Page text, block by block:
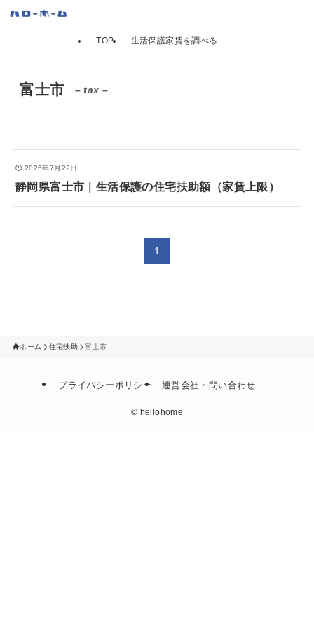
TOP 生活保護家賃を調べる
富士市 – tax –
2025年7月22日
静岡県富士市｜生活保護の住宅扶助額（家賃上限）
1
ホーム 住宅扶助 富士市
プライバシーポリシー 運営会社・問い合わせ
© hellohome